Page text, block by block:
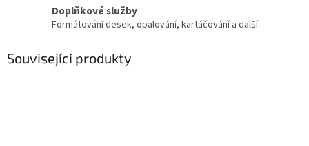
Doplňkové služby
Formátování desek, opalování, kartáčování a další.
Související produkty